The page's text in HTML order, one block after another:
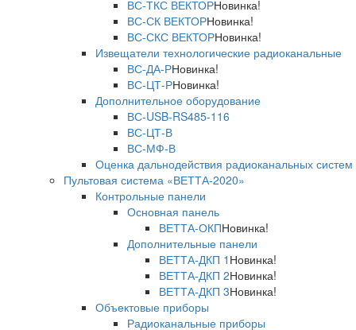
ВС-ТКС ВЕКТОРНовинка!
ВС-СК ВЕКТОРНовинка!
ВС-СКС ВЕКТОРНовинка!
Извещатели технологические радиоканальные
ВС-ДА-РНовинка!
ВС-ЦТ-РНовинка!
Дополнительное оборудование
ВС-USB-RS485-116
ВС-ЦТ-В
ВС-МФ-В
Оценка дальнодействия радиоканальных систем
Пультовая система «ВЕТТА-2020»
Контрольные панели
Основная панель
ВЕТТА-ОКПНовинка!
Дополнительные панели
ВЕТТА-ДКП 1 Новинка!
ВЕТТА-ДКП 2Новинка!
ВЕТТА-ДКП 3Новинка!
Объектовые приборы
Радиоканальные приборы